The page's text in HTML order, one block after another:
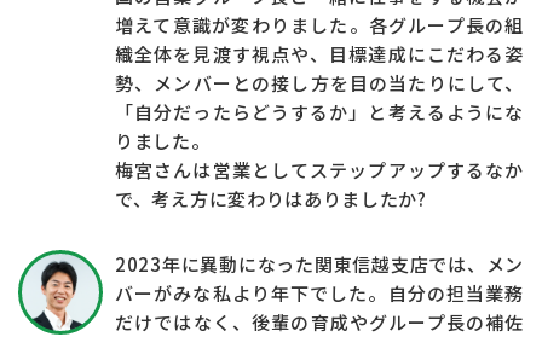
増えて意識が変わりました。各グループ長の組
織全体を見渡す視点や、目標達成にこだわる姿
勢、メンバーとの接し方を目の当たりにして、
「自分だったらどうするか」と考えるようにな
りました。
梅宮さんは営業としてステップアップするなか
で、考え方に変わりはありましたか?
2023年に異動になった関東信越支店では、メン
バーがみな私より年下でした。自分の担当業務
だけではなく、後輩の育成やグループ⾧の補佐